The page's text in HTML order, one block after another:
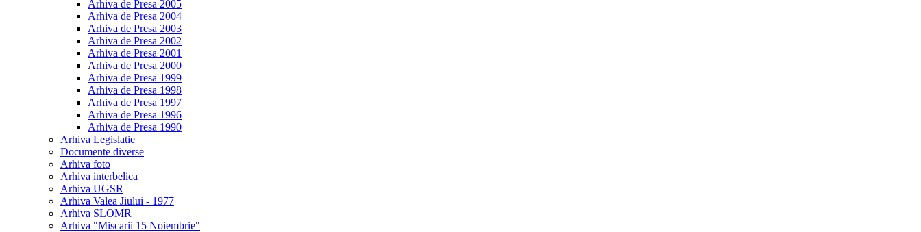
Arhiva de Presa 2005
Arhiva de Presa 2004
Arhiva de Presa 2003
Arhiva de Presa 2002
Arhiva de Presa 2001
Arhiva de Presa 2000
Arhiva de Presa 1999
Arhiva de Presa 1998
Arhiva de Presa 1997
Arhiva de Presa 1996
Arhiva de Presa 1990
Arhiva Legislatie
Documente diverse
Arhiva foto
Arhiva interbelica
Arhiva UGSR
Arhiva Valea Jiului - 1977
Arhiva SLOMR
Arhiva "Miscarii 15 Noiembrie"